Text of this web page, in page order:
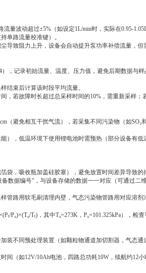
量波动超过±5%（如设定1L/min时，实际在0.95-
单路流量校准键）。
导致阻力上升，设备会自动提升泵功率补偿流量，但
，记录初始流量、温度、压力值，避免后期数据与样
结束后计算该时段平均流量。
，若故障时长超过总采样时间的10%，需重新采样；
（避免相互干扰气流），若采集不同污染物（如SO₂
），低温环境下使用锂电池时需预热（部分设备有
袋，吸收瓶加盖硅胶塞），避免放置时间差异导致的
数据编号”，与设备存储的数据一一对应（可通过二
管路用软毛刷清理内壁，气态污染物管路用对应溶剂
P₀)×(T₀/Tₜ)，其中T₀=273K，P₀=101.325kPa），检
装不同预处理装置（如颗粒物通道加切割器，气态
间（如12V/10Ah电池，四路总功耗10W，续航约12